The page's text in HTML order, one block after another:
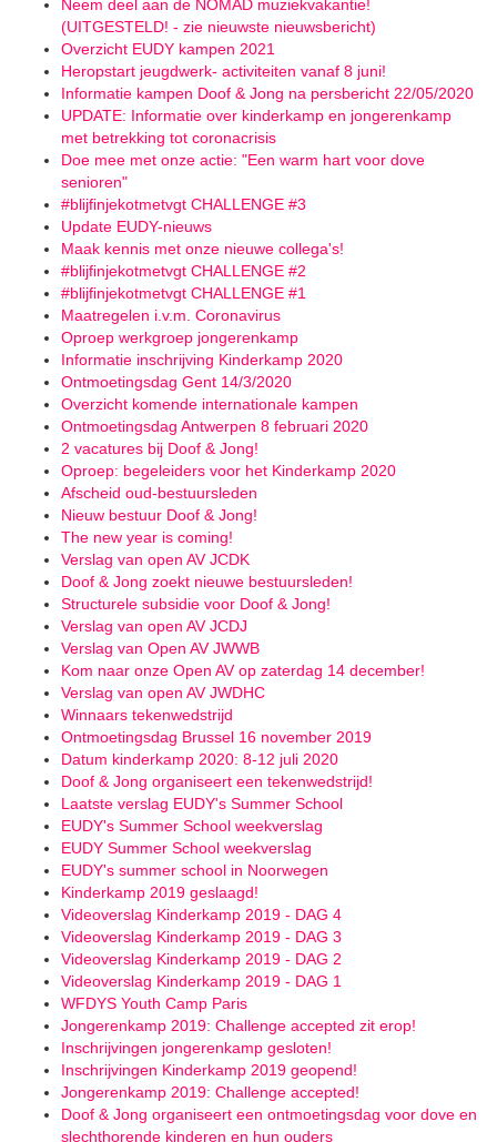
Neem deel aan de NOMAD muziekvakantie!
(UITGESTELD! - zie nieuwste nieuwsbericht)
Overzicht EUDY kampen 2021
Heropstart jeugdwerk- activiteiten vanaf 8 juni!
Informatie kampen Doof & Jong na persbericht 22/05/2020
UPDATE: Informatie over kinderkamp en jongerenkamp
met betrekking tot coronacrisis
Doe mee met onze actie: "Een warm hart voor dove
senioren"
#blijfinjekotmetvgt CHALLENGE #3
Update EUDY-nieuws
Maak kennis met onze nieuwe collega's!
#blijfinjekotmetvgt CHALLENGE #2
#blijfinjekotmetvgt CHALLENGE #1
Maatregelen i.v.m. Coronavirus
Oproep werkgroep jongerenkamp
Informatie inschrijving Kinderkamp 2020
Ontmoetingsdag Gent 14/3/2020
Overzicht komende internationale kampen
Ontmoetingsdag Antwerpen 8 februari 2020
2 vacatures bij Doof & Jong!
Oproep: begeleiders voor het Kinderkamp 2020
Afscheid oud-bestuursleden
Nieuw bestuur Doof & Jong!
The new year is coming!
Verslag van open AV JCDK
Doof & Jong zoekt nieuwe bestuursleden!
Structurele subsidie voor Doof & Jong!
Verslag van open AV JCDJ
Verslag van Open AV JWWB
Kom naar onze Open AV op zaterdag 14 december!
Verslag van open AV JWDHC
Winnaars tekenwedstrijd
Ontmoetingsdag Brussel 16 november 2019
Datum kinderkamp 2020: 8-12 juli 2020
Doof & Jong organiseert een tekenwedstrijd!
Laatste verslag EUDY's Summer School
EUDY's Summer School weekverslag
EUDY Summer School weekverslag
EUDY's summer school in Noorwegen
Kinderkamp 2019 geslaagd!
Videoverslag Kinderkamp 2019 - DAG 4
Videoverslag Kinderkamp 2019 - DAG 3
Videoverslag Kinderkamp 2019 - DAG 2
Videoverslag Kinderkamp 2019 - DAG 1
WFDYS Youth Camp Paris
Jongerenkamp 2019: Challenge accepted zit erop!
Inschrijvingen jongerenkamp gesloten!
Inschrijvingen Kinderkamp 2019 geopend!
Jongerenkamp 2019: Challenge accepted!
Doof & Jong organiseert een ontmoetingsdag voor dove en
slechthorende kinderen en hun ouders